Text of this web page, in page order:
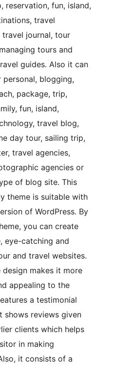
reservation, fun, island,
travel
travel journal, tour
tours and
guides. Also it can
personal, blogging,
package, trip,
fun, island,
travel blog,
day tour, sailing trip,
travel agencies,
agencies or
of blog site. This
theme is suitable with
of WordPress. By
you can create
eye-catching and
and travel websites.
design makes it more
appealing to the
a testimonial
shows reviews given
clients which helps
in making
it consists of a